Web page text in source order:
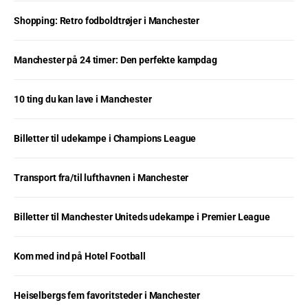
Shopping: Retro fodboldtrøjer i Manchester
Manchester på 24 timer: Den perfekte kampdag
10 ting du kan lave i Manchester
Billetter til udekampe i Champions League
Transport fra/til lufthavnen i Manchester
Billetter til Manchester Uniteds udekampe i Premier League
Kom med ind på Hotel Football
Heiselbergs fem favoritsteder i Manchester